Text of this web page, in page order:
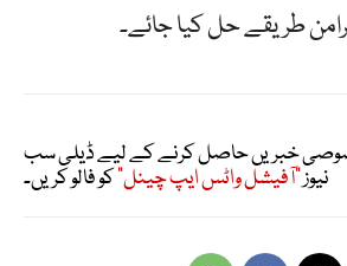
طریقے حل کیا جائے۔
خصوصی خبریں حاصل کرنے کے لیے ڈیلی سب
نیوز"آفیشل واٹس ایپ چینل"کو فالو کریں۔